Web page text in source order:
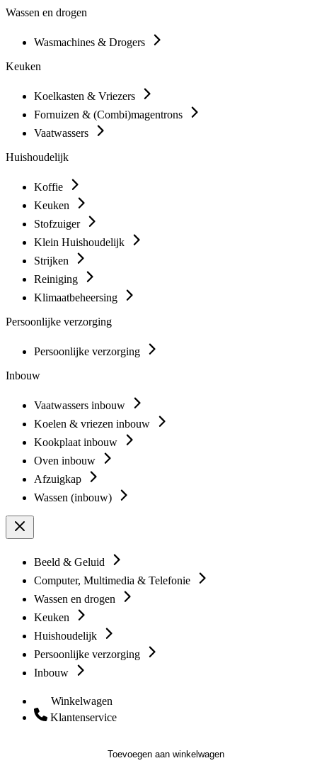
Wassen en drogen
Wasmachines & Drogers
Keuken
Koelkasten & Vriezers
Fornuizen & (Combi)magentrons
Vaatwassers
Huishoudelijk
Koffie
Keuken
Stofzuiger
Klein Huishoudelijk
Strijken
Reiniging
Klimaatbeheersing
Persoonlijke verzorging
Persoonlijke verzorging
Inbouw
Vaatwassers inbouw
Koelen & vriezen inbouw
Kookplaat inbouw
Oven inbouw
Afzuigkap
Wassen (inbouw)
Beeld & Geluid
Computer, Multimedia & Telefonie
Wassen en drogen
Keuken
Huishoudelijk
Persoonlijke verzorging
Inbouw
Winkelwagen
Klantenservice
Toevoegen aan winkelwagen